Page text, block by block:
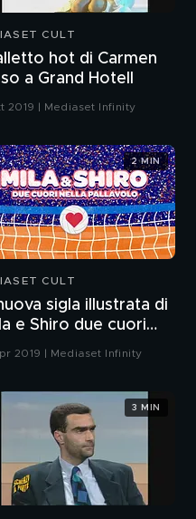
CULT
hot di Carmen
a Grand Hotell
2019 | Mediaset Infinity
CULT
sigla illustrata di
e Shiro due cuori
pallavolo"
2019 | Mediaset Infinity
2 MIN
3 MIN